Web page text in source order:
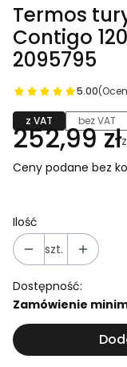
Termos
Contigo
2095795
5.00
z VAT bez VAT
252,99 złz
Ceny podane bez
Ilość
szt.
Dostępność:
Zamówienie